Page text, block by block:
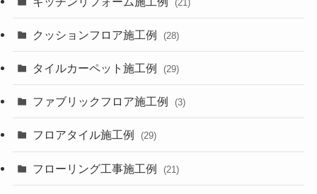
(21)
クッションフロア施工例 (28)
タイルカーペット施工例 (29)
ファブリックフロア施工例 (3)
フロアタイル施工例 (29)
フローリング工事施工例 (21)